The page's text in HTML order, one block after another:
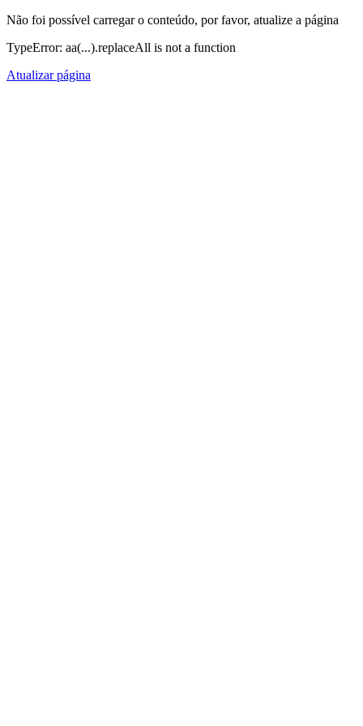
Não foi possível carregar o conteúdo, por favor, atualize a página
TypeError: aa(...).replaceAll is not a function
Atualizar página